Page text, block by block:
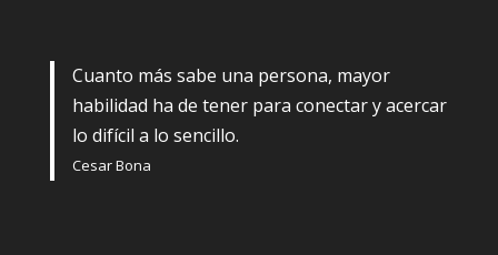
Cuanto más sabe una persona, mayor
habilidad ha de tener para conectar y acercar
lo difícil a lo sencillo.
Cesar Bona